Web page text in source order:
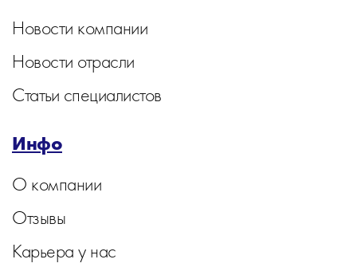
Новости компании
Новости отрасли
Статьи специалистов
Инфо
О компании
Отзывы
Карьера у нас